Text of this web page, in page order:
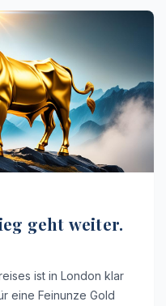
geht weiter.
ist in London klar
eine Feinunze Gold